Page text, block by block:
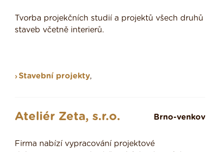
Tvorba projekčních studií a projektů všech druhů
staveb včetně interierů.
Stavební projekty,
Ateliér Zeta, s.r.o. Brno-venkov
Firma nabízí vypracování projektové